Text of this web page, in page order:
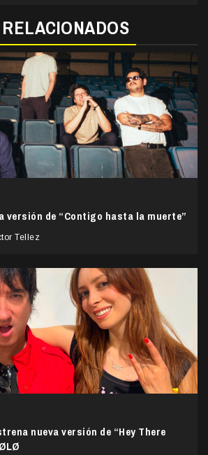
versión de “Contigo hasta la muerte”
Tellez
nueva versión de “Hey There